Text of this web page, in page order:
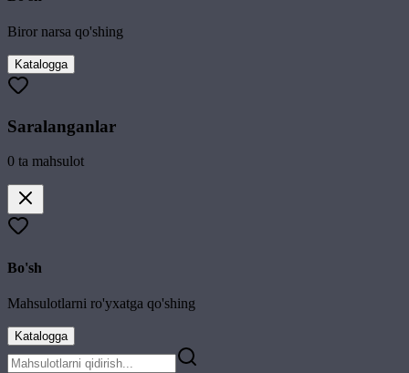
Biror narsa qo'shing
Katalogga
Saralanganlar
0 ta mahsulot
Bo'sh
Mahsulotlarni ro'yxatga qo'shing
Katalogga